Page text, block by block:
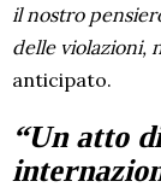
il nostro
delle violazioni,
anticipato.
“Un atto